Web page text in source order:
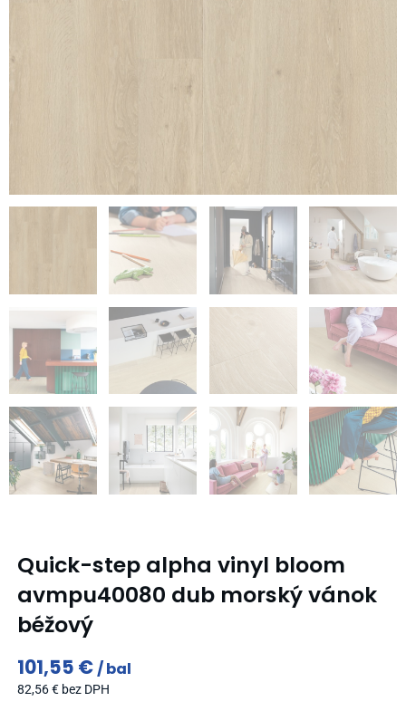
Quick-step alpha vinyl bloom
avmpu40080 dub morský vánok
béžový
101,55 € bal
82,56€ bez DPH